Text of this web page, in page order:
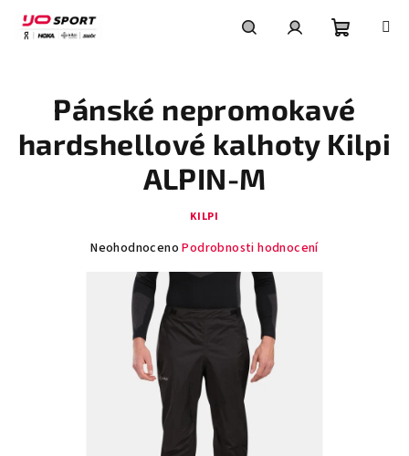
obsah
košík
Pánské nepromokavé
hardshellové kalhoty Kilpi
ALPIN-M
KILPI
Průměrné
produktu
hvězdiček.
Neohodnoceno Podrobnosti hodnocení